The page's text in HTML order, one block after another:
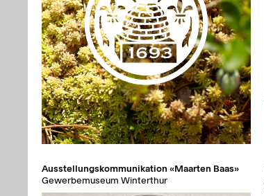
Ausstellungskommunikation «Maarten Baas»
Gewerbemuseum Winterthur